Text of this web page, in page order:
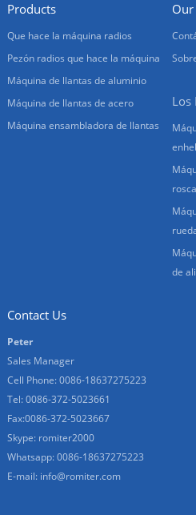
Products
Que hace la máquina radios
Pezón radios que hace la máquina
Máquina de llantas de aluminio
Máquina de llantas de acero
Máquina ensambladora de llantas
Our
Los
de
Contact Us
Peter
Sales Manager
Cell Phone: 0086-18637275223
Tel: 0086-372-5023661
Fax:0086-372-5023667
Skype: romiter2000
Whatsapp: 0086-18637275223
E-mail: info@romiter.com